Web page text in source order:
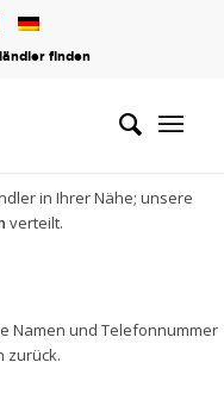
finden
in Ihrer Nähe; unsere
verteilt.
Namen und Telefonnummer
zurück.